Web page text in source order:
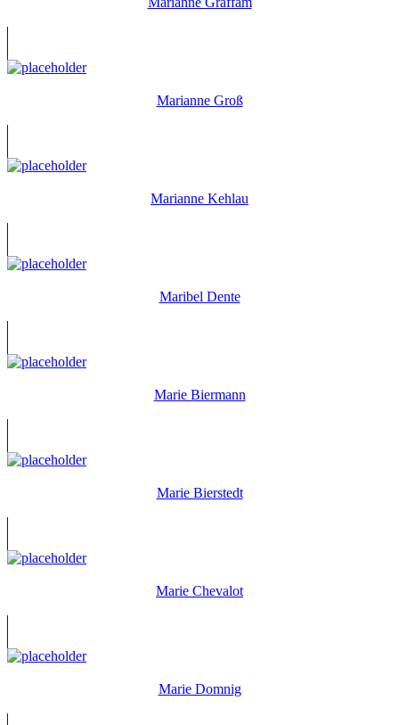
Marianne Groß
Marianne Kehlau
Maribel Dente
Marie Biermann
Marie Bierstedt
Marie Chevalot
Marie Domnig